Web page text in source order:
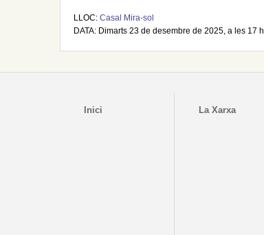
LLOC: Casal Mira-sol
DATA: Dimarts 23 de desembre de 2025, a les 17 h
Inici La Xarxa